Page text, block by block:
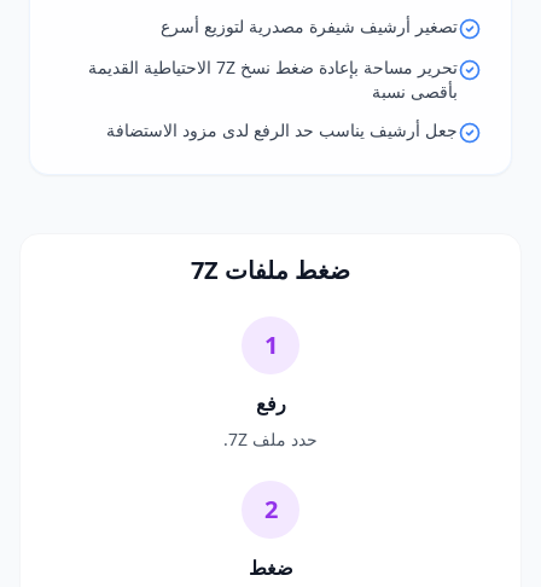
تصغير أرشيف شيفرة مصدرية لتوزيع أسرع
تحرير مساحة بإعادة ضغط نسخ 7Z الاحتياطية القديمة
بأقصى نسبة
جعل أرشيف يناسب حد الرفع لدى مزود الاستضافة
ضغط ملفات 7Z
1
رفع
حدد ملف 7Z.
2
ضغط